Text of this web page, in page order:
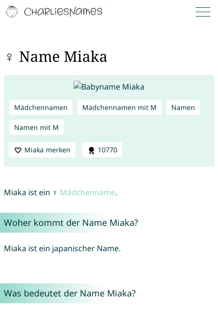
♀ Name Miaka
Mädchennamen Mädchennamen mit M Namen
Namen mit M
Miaka merken 10770
Miaka ist ein ♀ Mädchenname.
Woher kommt der Name Miaka?
Miaka ist ein japanischer Name.
Was bedeutet der Name Miaka?